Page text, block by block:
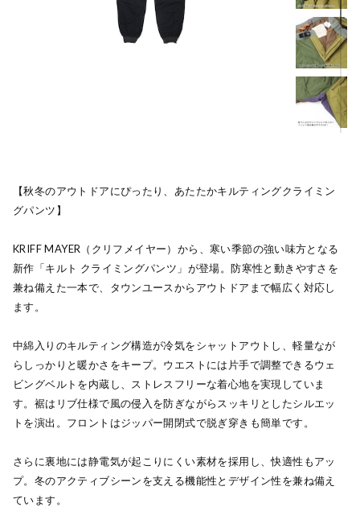
【秋冬のアウトドアにぴったり、あたたかキルティングクライミン
グパンツ】
KRIFF MAYER（クリフメイヤー）から、寒い季節の強い味方となる
新作「キルト クライミングパンツ」が登場。防寒性と動きやすさを
兼ね備えた一本で、タウンユースからアウトドアまで幅広く対応し
ます。
中綿入りのキルティング構造が冷気をシャットアウトし、軽量なが
らしっかりと暖かさをキープ。ウエストには片手で調整できるウェ
ビングベルトを内蔵し、ストレスフリーな着心地を実現していま
す。裾はリブ仕様で風の侵入を防ぎながらスッキリとしたシルエッ
トを演出。フロントはジッパー開閉式で脱ぎ穿きも簡単です。
さらに裏地には静電気が起こりにくい素材を採用し、快適性もアッ
プ。冬のアクティブシーンを支える機能性とデザイン性を兼ね備え
ています。